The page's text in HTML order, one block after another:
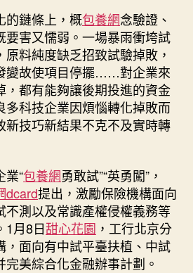
的鏈條上，概包養網念驗證、
要害又懦弱。一場暴雨衝垮試
原料純度缺乏招致試驗掉敗，
變故使項目停擺……對企業來
，都有能夠讓後期投進的資金
多科技企業因煩惱轉化掉敗而
新技巧新結果不克不及實時轉
業“包養網勇敢試”“英勇闖”，
dcard提出，激勵保險機構面向
不測以及常識產權侵權義務等
1月8日甜心花園 ，工行北京分
，面向有中試平臺扶植、中試
美綜合化金融辦事計劃。